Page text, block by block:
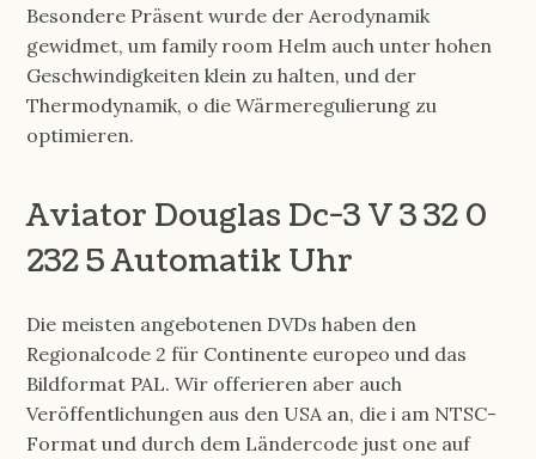
Besondere Präsent wurde der Aerodynamik
gewidmet, um family room Helm auch unter hohen
Geschwindigkeiten klein zu halten, und der
Thermodynamik, o die Wärmeregulierung zu
optimieren.
Aviator Douglas Dc-3 V 3 32 0
232 5 Automatik Uhr
Die meisten angebotenen DVDs haben den
Regionalcode 2 für Continente europeo und das
Bildformat PAL. Wir offerieren aber auch
Veröffentlichungen aus den USA an, die i am NTSC-
Format und durch dem Ländercode just one auf